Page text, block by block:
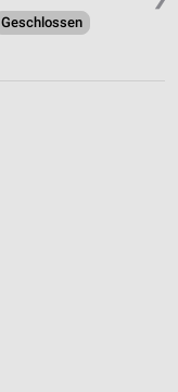
Geschlossen